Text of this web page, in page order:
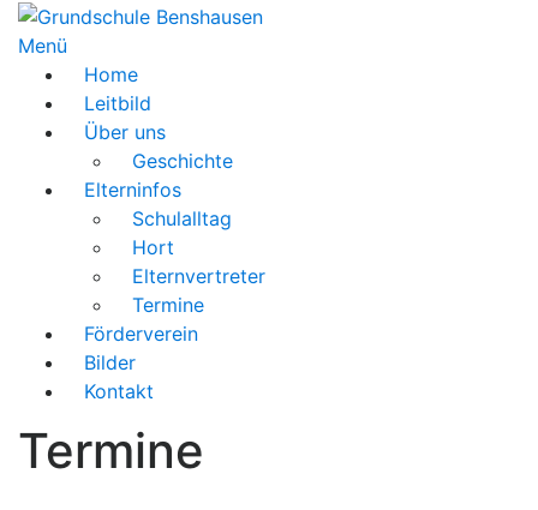
Menü
Home
Leitbild
Über uns
Geschichte
Elterninfos
Schulalltag
Hort
Elternvertreter
Termine
Förderverein
Bilder
Kontakt
Termine